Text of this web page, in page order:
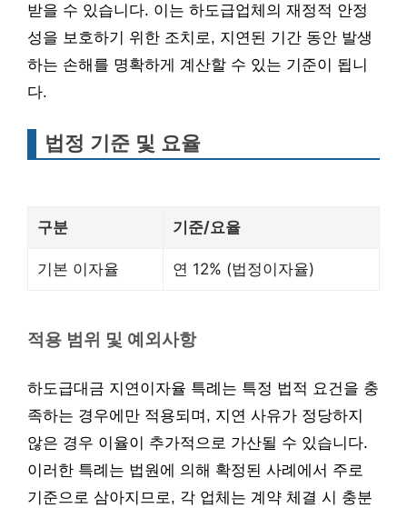
받을 수 있습니다. 이는 하도급업체의 재정적 안정
성을 보호하기 위한 조치로, 지연된 기간 동안 발생
하는 손해를 명확하게 계산할 수 있는 기준이 됩니
다.
법정 기준 및 요율
구분 기준/요율
기본 이자율 연 12% (법정이자율)
적용 범위 및 예외사항
하도급대금 지연이자율 특례는 특정 법적 요건을 충
족하는 경우에만 적용되며, 지연 사유가 정당하지
않은 경우 이율이 추가적으로 가산될 수 있습니다.
이러한 특례는 법원에 의해 확정된 사례에서 주로
기준으로 삼아지므로, 각 업체는 계약 체결 시 충분